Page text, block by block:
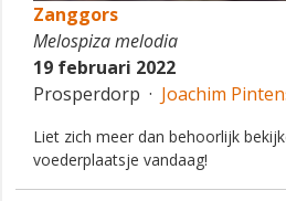
Zanggors
Melospiza melodia
19 februari 2022
Prosperdorp · Joachim
Liet zich meer dan behoorlijk
voederplaatsje vandaag!